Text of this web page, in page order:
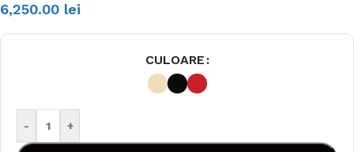
6,250.00 lei
CULOARE
- +